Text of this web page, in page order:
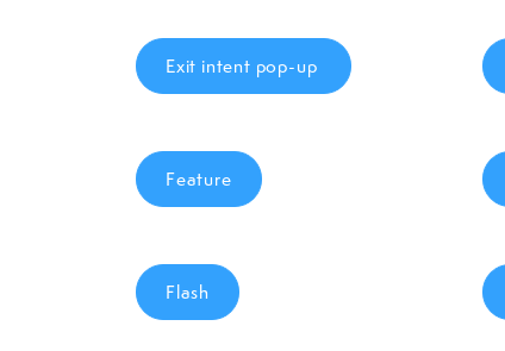
Exit intent pop-up
Feature
Flash